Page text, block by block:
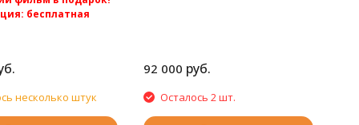
бесплатная
несколько штук
92 000 руб.
Осталось 2 шт.